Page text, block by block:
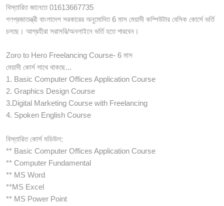
বিস্তারিত জানেতে 01613667735
গণপ্রজাতন্ত্রী বাংলাদেশ সরকারের অনুমোদিত 6 মাস মেয়াদী কম্পিউটার বেসিক কোর্সে ভর্তি
চলছে। আগ্রহীরা সরাসরি/অনলাইনে ভর্তি হতে পারবেন।
Zoro to Hero Freelancing Course- 6 মাস
মেয়াদী কোর্স সাথে থাকছে...
1. Basic Computer Offices Application Course
2. Graphics Design Course
3.Digital Marketing Course with Freelancing
4. Spoken English Course
বিস্তারিত কোর্স মডিউল:
** Basic Computer Offices Application Course
** Computer Fundamental
** MS Word
**MS Excel
** MS Power Point